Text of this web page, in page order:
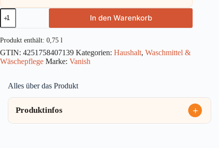
Vanish
Color
Vorwaschspray
750ml
Menge
In den Warenkorb
Produkt enthält: 0,75 l
GTIN: 4251758407139 Kategorien: Haushalt, Waschmittel &
Wäschepflege Marke: Vanish
Alles über das Produkt
Produktinfos